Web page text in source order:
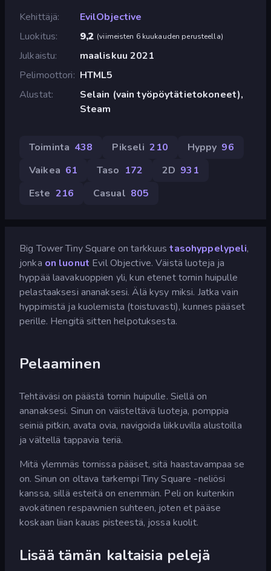
Kehittäjä
EvilObjective
Luokitus
9,2 (viimeisten 6 kuukauden perusteella)
Julkaistu
maaliskuu 2021
Pelimoottori
HTML5
Alustat
Selain (vain työpöytätietokoneet),
Steam
Toiminta 438 Pikseli 210 Hyppy 96
Vaikea 61 Taso 172 2D 931
Este 216 Casual 805
Big Tower Tiny Square on tarkkuustasohyppelypeli,
jonka on luonut Evil Objective. Väistä luoteja ja
hyppää laavakuoppien yli, kun etenet tornin huipulle
pelastaaksesi ananaksesi. Älä kysy miksi. Jatka vain
hyppimistä ja kuolemista (toistuvasti), kunnes pääset
perille. Hengitä sitten helpotuksesta.
Pelaaminen
Tehtäväsi on päästä tornin huipulle. Siellä on
ananaksesi. Sinun on väisteltävä luoteja, pomppia
seiniä pitkin, avata ovia, navigoida liikkuvilla alustoilla
ja vältellä tappavia teriä.
Mitä ylemmäs tornissa pääset, sitä haastavampaa se
on. Sinun on oltava tarkempi Tiny Square -neliösi
kanssa, sillä esteitä on enemmän. Peli on kuitenkin
avokätinen respawnien suhteen, joten et pääse
koskaan liian kauas pisteestä, jossa kuolit.
Lisää tämän kaltaisia pelejä